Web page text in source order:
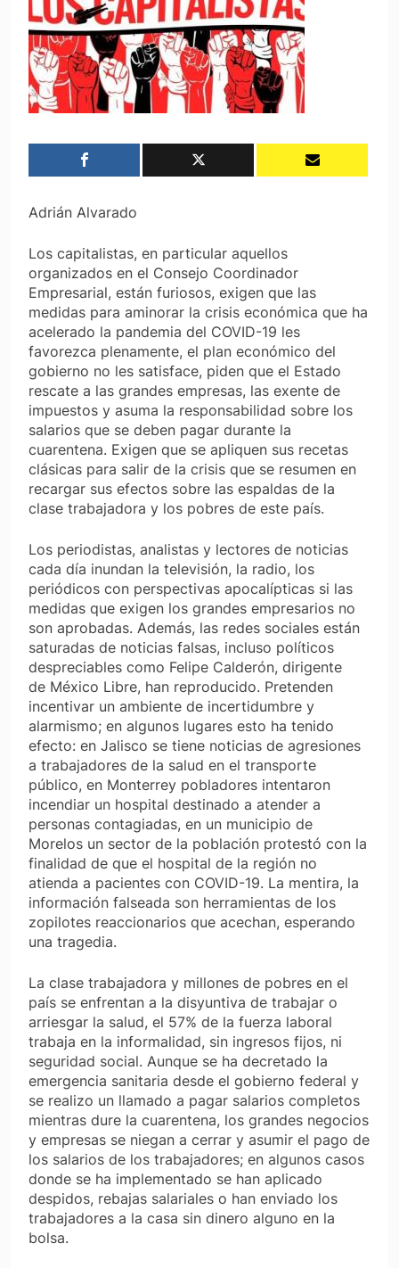
Adrián Alvarado
Los capitalistas, en particular aquellos
organizados en el Consejo Coordinador
Empresarial, están furiosos, exigen que las
medidas para aminorar la crisis económica que ha
acelerado la pandemia del COVID-19 les
favorezca plenamente, el plan económico del
gobierno no les satisface, piden que el Estado
rescate a las grandes empresas, las exente de
impuestos y asuma la responsabilidad sobre los
salarios que se deben pagar durante la
cuarentena. Exigen que se apliquen sus recetas
clásicas para salir de la crisis que se resumen en
recargar sus efectos sobre las espaldas de la
clase trabajadora y los pobres de este país.
Los periodistas, analistas y lectores de noticias
cada día inundan la televisión, la radio, los
periódicos con perspectivas apocalípticas si las
medidas que exigen los grandes empresarios no
son aprobadas. Además, las redes sociales están
saturadas de noticias falsas, incluso políticos
despreciables como Felipe Calderón, dirigente
de México Libre, han reproducido. Pretenden
incentivar un ambiente de incertidumbre y
alarmismo; en algunos lugares esto ha tenido
efecto: en Jalisco se tiene noticias de agresiones
a trabajadores de la salud en el transporte
público, en Monterrey pobladores intentaron
incendiar un hospital destinado a atender a
personas contagiadas, en un municipio de
Morelos un sector de la población protestó con la
finalidad de que el hospital de la región no
atienda a pacientes con COVID-19. La mentira, la
información falseada son herramientas de los
zopilotes reaccionarios que acechan, esperando
una tragedia.
La clase trabajadora y millones de pobres en el
país se enfrentan a la disyuntiva de trabajar o
arriesgar la salud, el 57% de la fuerza laboral
trabaja en la informalidad, sin ingresos fijos, ni
seguridad social. Aunque se ha decretado la
emergencia sanitaria desde el gobierno federal y
se realizo un llamado a pagar salarios completos
mientras dure la cuarentena, los grandes negocios
y empresas se niegan a cerrar y asumir el pago de
los salarios de los trabajadores; en algunos casos
donde se ha implementado se han aplicado
despidos, rebajas salariales o han enviado los
trabajadores a la casa sin dinero alguno en la
bolsa.